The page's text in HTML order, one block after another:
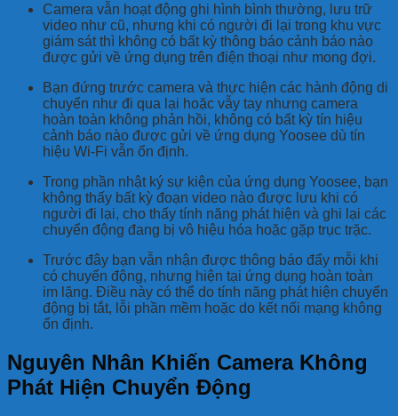
Camera vẫn hoạt động ghi hình bình thường, lưu trữ
video như cũ, nhưng khi có người đi lại trong khu vực
giám sát thì không có bất kỳ thông báo cảnh báo nào
được gửi về ứng dụng trên điện thoại như mong đợi.
Bạn đứng trước camera và thực hiện các hành động di
chuyển như đi qua lại hoặc vẫy tay nhưng camera
hoàn toàn không phản hồi, không có bất kỳ tín hiệu
cảnh báo nào được gửi về ứng dụng Yoosee dù tín
hiệu Wi-Fi vẫn ổn định.
Trong phần nhật ký sự kiện của ứng dụng Yoosee, bạn
không thấy bất kỳ đoạn video nào được lưu khi có
người đi lại, cho thấy tính năng phát hiện và ghi lại các
chuyển động đang bị vô hiệu hóa hoặc gặp trục trặc.
Trước đây bạn vẫn nhận được thông báo đẩy mỗi khi
có chuyển động, nhưng hiện tại ứng dụng hoàn toàn
im lặng. Điều này có thể do tính năng phát hiện chuyển
động bị tắt, lỗi phần mềm hoặc do kết nối mạng không
ổn định.
Nguyên Nhân Khiến Camera Không
Phát Hiện Chuyển Động